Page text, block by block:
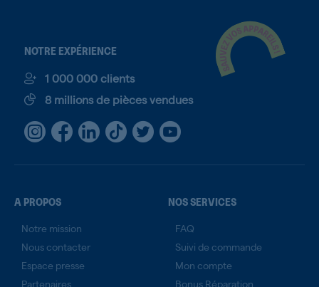
NOTRE EXPÉRIENCE
1 000 000 clients
8 millions de pièces vendues
A PROPOS
Notre mission
Nous contacter
Espace presse
Partenaires
NOS SERVICES
FAQ
Suivi de commande
Mon compte
Bonus Réparation